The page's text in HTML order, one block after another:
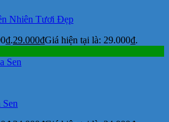
Nhiên Tươi Đẹp
29.000₫Giá hiện tại là: 29.000₫.